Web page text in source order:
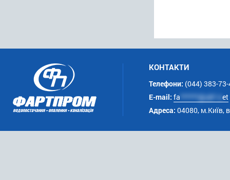
КОНТАКТИ
Телефони: (044) 383-
E-mail: fa ******@uk*.net
Адреса: 04080, м.Київ,